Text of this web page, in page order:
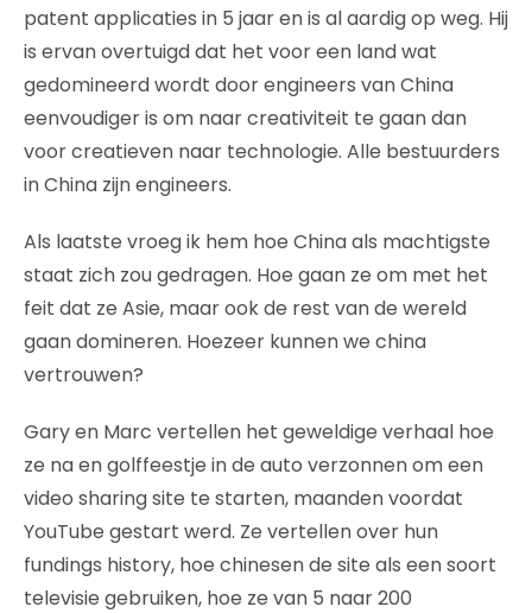
patent applicaties in 5 jaar en is al aardig op weg. Hij
is ervan overtuigd dat het voor een land wat
gedomineerd wordt door engineers van China
eenvoudiger is om naar creativiteit te gaan dan
voor creatieven naar technologie. Alle bestuurders
in China zijn engineers.
Als laatste vroeg ik hem hoe China als machtigste
staat zich zou gedragen. Hoe gaan ze om met het
feit dat ze Asie, maar ook de rest van de wereld
gaan domineren. Hoezeer kunnen we china
vertrouwen?
Gary en Marc vertellen het geweldige verhaal hoe
ze na en golffeestje in de auto verzonnen om een
video sharing site te starten, maanden voordat
YouTube gestart werd. Ze vertellen over hun
fundings history, hoe chinesen de site als een soort
televisie gebruiken, hoe ze van 5 naar 200